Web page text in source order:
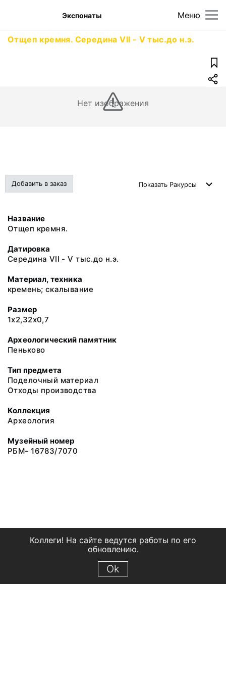
Меню
Экспонаты
Отщеп кремня. Середина VII - V тыс.до н.э.
Нет изображения
Добавить в заказ Показать Ракурсы
Название
Отщеп кремня.
Датировка
Середина VII - V тыс.до н.э.
Материал, техника
кремень; скалывание
Размер
1х2,32х0,7
Археологический памятник
Пеньково
Тип предмета
Поделочный материал
Отходы производства
Коллекция
Археология
Музейный номер
РБМ- 16783/7070
Коллеги! На сайте ведутся работы по его
обновлению.
Ok